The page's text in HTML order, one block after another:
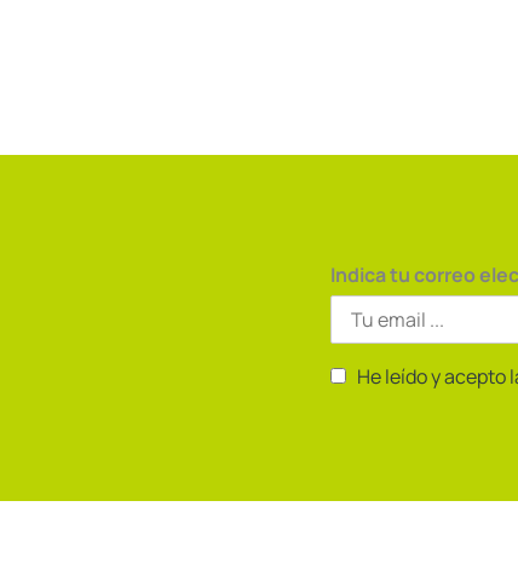
Indica tu correo
He leído y acepto